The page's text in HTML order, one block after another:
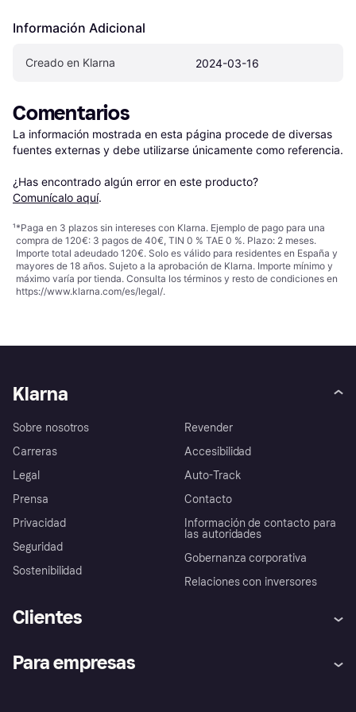
Información Adicional
Creado en Klarna 2024-03-16
Comentarios
La información mostrada en esta página procede de diversas
fuentes externas y debe utilizarse únicamente como referencia.
¿Has encontrado algún error en este producto?
Comunícalo aquí.
¹*Paga en 3 plazos sin intereses con Klarna. Ejemplo de pago para una
compra de 120€: 3 pagos de 40€, TIN 0 % TAE 0 %. Plazo: 2 meses.
Importe total adeudado 120€. Solo es válido para residentes en España y
mayores de 18 años. Sujeto a la aprobación de Klarna. Importe mínimo y
máximo varía por tienda. Consulta los términos y resto de condiciones en
https://www.klarna.com/es/legal/.
Klarna
Sobre nosotros
Carreras
Legal
Prensa
Privacidad
Seguridad
Sostenibilidad
Revender
Accesibilidad
Auto-Track
Contacto
Información de contacto para
las autoridades
Gobernanza corporativa
Relaciones con inversores
Clientes
Inicio de sesión
Para empresas